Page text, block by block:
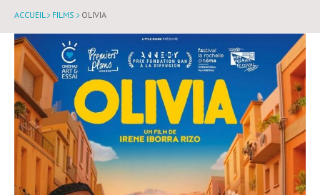
ACCUEIL FILMS OLIVIA